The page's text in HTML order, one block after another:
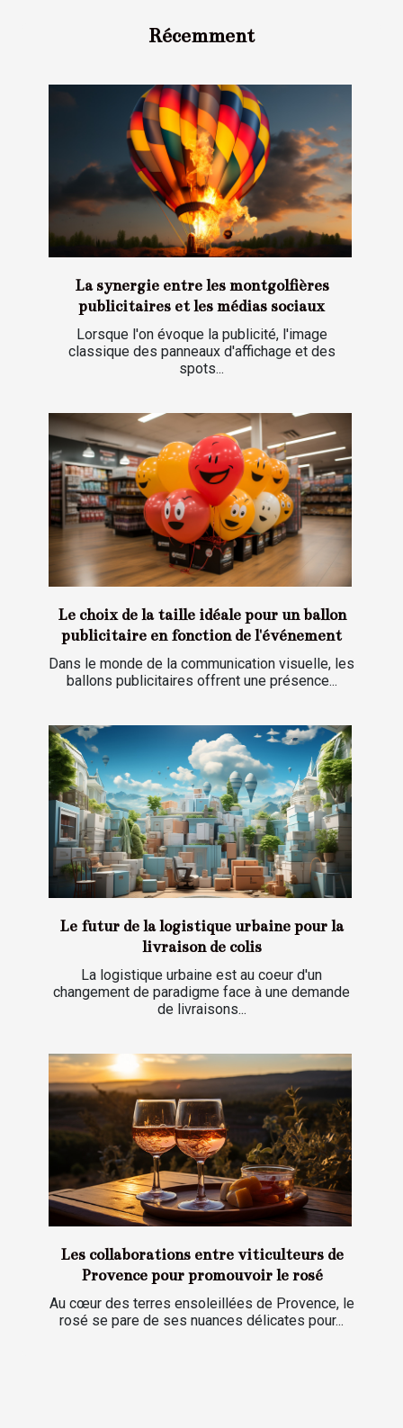
Récemment
La synergie entre les montgolfières
publicitaires et les médias sociaux
Lorsque l'on évoque la publicité, l'image
classique des panneaux d'affichage et des
spots...
Le choix de la taille idéale pour un ballon
publicitaire en fonction de l'événement
Dans le monde de la communication visuelle, les
ballons publicitaires offrent une présence...
Le futur de la logistique urbaine pour la
livraison de colis
La logistique urbaine est au coeur d'un
changement de paradigme face à une demande
de livraisons...
Les collaborations entre viticulteurs de
Provence pour promouvoir le rosé
Au cœur des terres ensoleillées de Provence, le
rosé se pare de ses nuances délicates pour...